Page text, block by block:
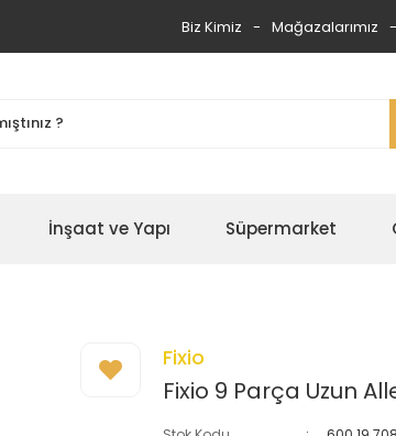
Biz Kimiz Mağazalarımız
İnşaat ve Yapı Süpermarket
Fixio
Fixio 9 Parça Uzun